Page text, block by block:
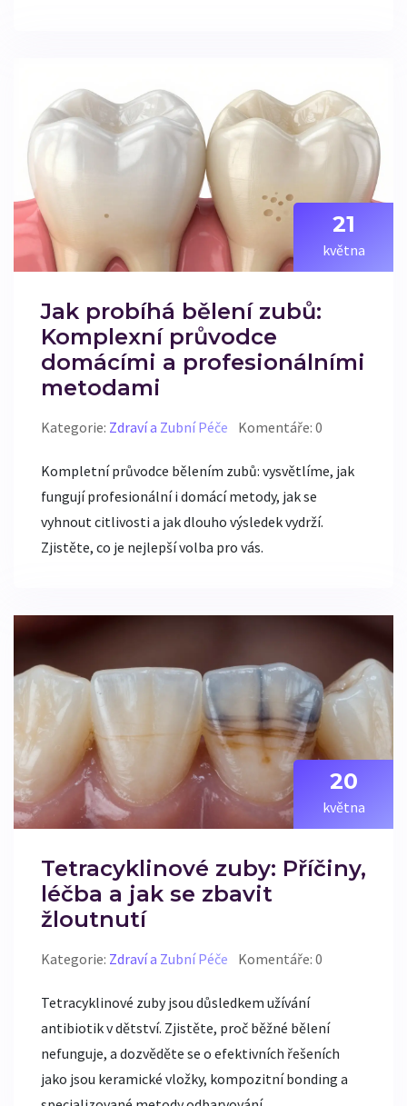
21
května
Jak probíhá bělení zubů:
Komplexní průvodce
domácími a profesionálními
metodami
Kategorie: Zdraví a Zubní Péče Komentáře: 0
Kompletní průvodce bělením zubů: vysvětlíme, jak
fungují profesionální i domácí metody, jak se
vyhnout citlivosti a jak dlouho výsledek vydrží.
Zjistěte, co je nejlepší volba pro vás.
20
května
Tetracyklinové zuby: Příčiny,
léčba a jak se zbavit
žloutnutí
Kategorie: Zdraví a Zubní Péče Komentáře: 0
Tetracyklinové zuby jsou důsledkem užívání
antibiotik v dětství. Zjistěte, proč běžné bělení
nefunguje, a dozvěděte se o efektivních řešeních
jako jsou keramické vložky, kompozitní bonding a